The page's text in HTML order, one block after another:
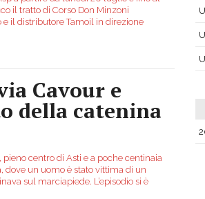
il tratto di Corso Don Minzoni
e il distributore Tamoil in direzione
Cavour e
della catenina
centro di Asti e a poche centinaia
dove un uomo è stato vittima di un
sul marciapiede. L’episodio si è